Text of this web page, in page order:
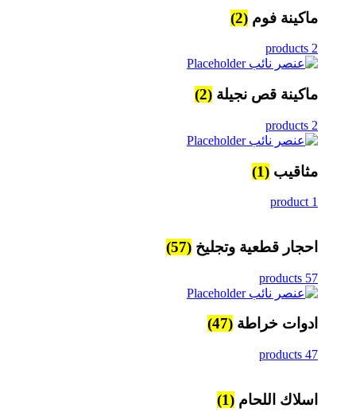
ماكينة فوم (2)
2 products
ماكينة قص نجيلة (2)
2 products
مثاقيب (1)
1 product
احجار قطعية وتجليخ (57)
57 products
ادوات خراطة (47)
47 products
اسلاك اللحام (1)